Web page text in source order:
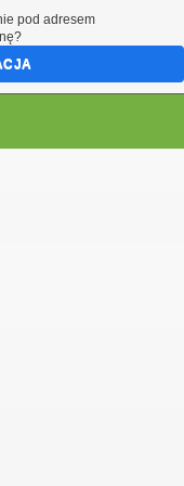
pod adresem